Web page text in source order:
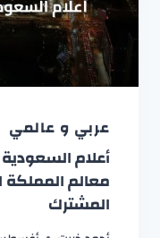
عربي و عالمي
أعلام
معالم المملكة
المشترك